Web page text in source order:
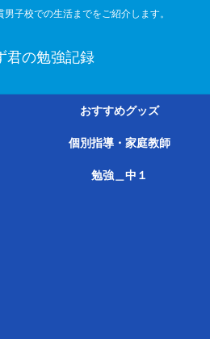
子校での生活までをご紹介します。
君の勉強記録
おすすめグッズ
個別指導・家庭教師
勉強＿中１